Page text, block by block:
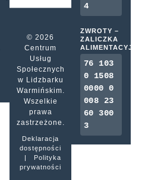
© 2026
Centrum
Usług
Społecznych
w Lidzbarku
Warmińskim.
Wszelkie
prawa
zastrzeżone.
Deklaracja
dostępności
|
Polityka
prywatności
4
ZWROTY –
ZALICZKA
ALIMENTACYJNA
76 103
0 1508
0000 0
008 23
60 300
3